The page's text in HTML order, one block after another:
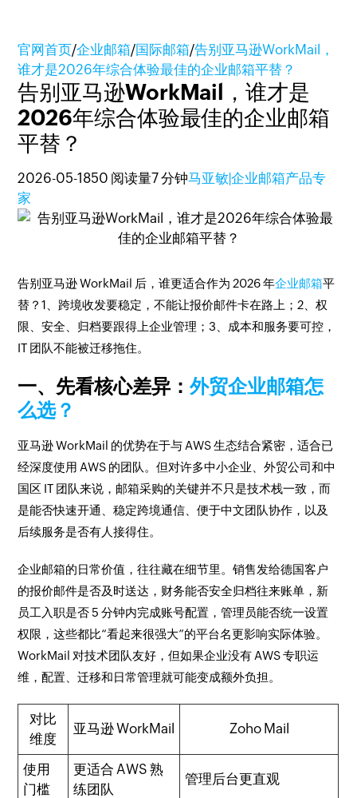
官网首页/企业邮箱/国际邮箱/告别亚马逊WorkMail，
谁才是2026年综合体验最佳的企业邮箱平替？
告别亚马逊WorkMail，谁才是
2026年综合体验最佳的企业邮箱
平替？
2026-05-1850 阅读量7 分钟马亚敏|企业邮箱产品专
家
​告别亚马逊 WorkMail 后，谁更适合作为 2026 年企业邮箱平
替？1、跨境收发要稳定，不能让报价邮件卡在路上；2、权
限、安全、归档要跟得上企业管理；3、成本和服务要可控，
IT 团队不能被迁移拖住。
一、先看核心差异：外贸企业邮箱怎
么选？
亚马逊 WorkMail 的优势在于与 AWS 生态结合紧密，适合已
经深度使用 AWS 的团队。但对许多中小企业、外贸公司和中
国区 IT 团队来说，邮箱采购的关键并不只是技术栈一致，而
是能否快速开通、稳定跨境通信、便于中文团队协作，以及
后续服务是否有人接得住。
企业邮箱的日常价值，往往藏在细节里。销售发给德国客户
的报价邮件是否及时送达，财务能否安全归档往来账单，新
员工入职是否 5 分钟内完成账号配置，管理员能否统一设置
权限，这些都比“看起来很强大”的平台名更影响实际体验。
WorkMail 对技术团队友好，但如果企业没有 AWS 专职运
维，配置、迁移和日常管理就可能变成额外负担。
对比
维度
亚马逊 WorkMail Zoho Mail
使用
门槛
更适合 AWS 熟
练团队
管理后台更直观